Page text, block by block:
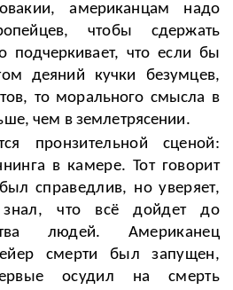
американцам надо
чтобы сдержать
подчеркивает, что если бы
деяний кучки безумцев,
то морального смысла в
чем в землетрясении.
пронзительной сценой:
в камере. Тот говорит
справедлив, но уверяет,
что всё дойдет до
людей. Американец
смерти был запущен,
осудил на смерть